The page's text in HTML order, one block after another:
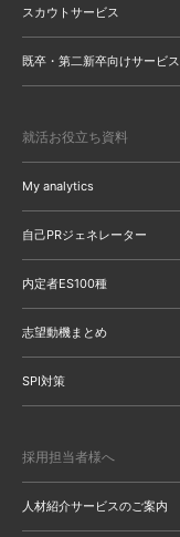
スカウトサービス
既卒・第二新卒向けサービス
就活お役立ち資料
My analytics
自己PRジェネレーター
内定者ES100種
志望動機まとめ
SPI対策
採用担当者様へ
人材紹介サービスのご案内